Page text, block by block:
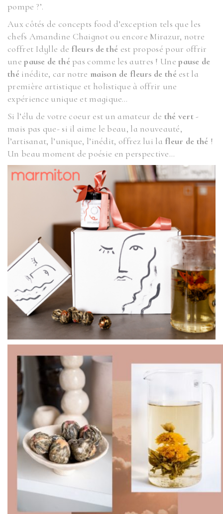
pompe ?’.
Aux côtés de concepts food d’exception tels que les
chefs Amandine Chaignot ou encore Mirazur, notre
coffret Idylle de fleurs de thé est proposé pour offrir
une pause de thé pas comme les autres ! Unepause de
thé inédite, car notre maison de fleurs de thé est la
première artistique et holistique à offrir une
expérience unique et magique…
Si l’élu de votre coeur est un amateur de thé vert-
mais pas que- si il aime le beau, la nouveauté,
l’artisanat, l’unique, l’inédit, offrez lui la fleur de thé !
Un beau moment de poésie en perspective…